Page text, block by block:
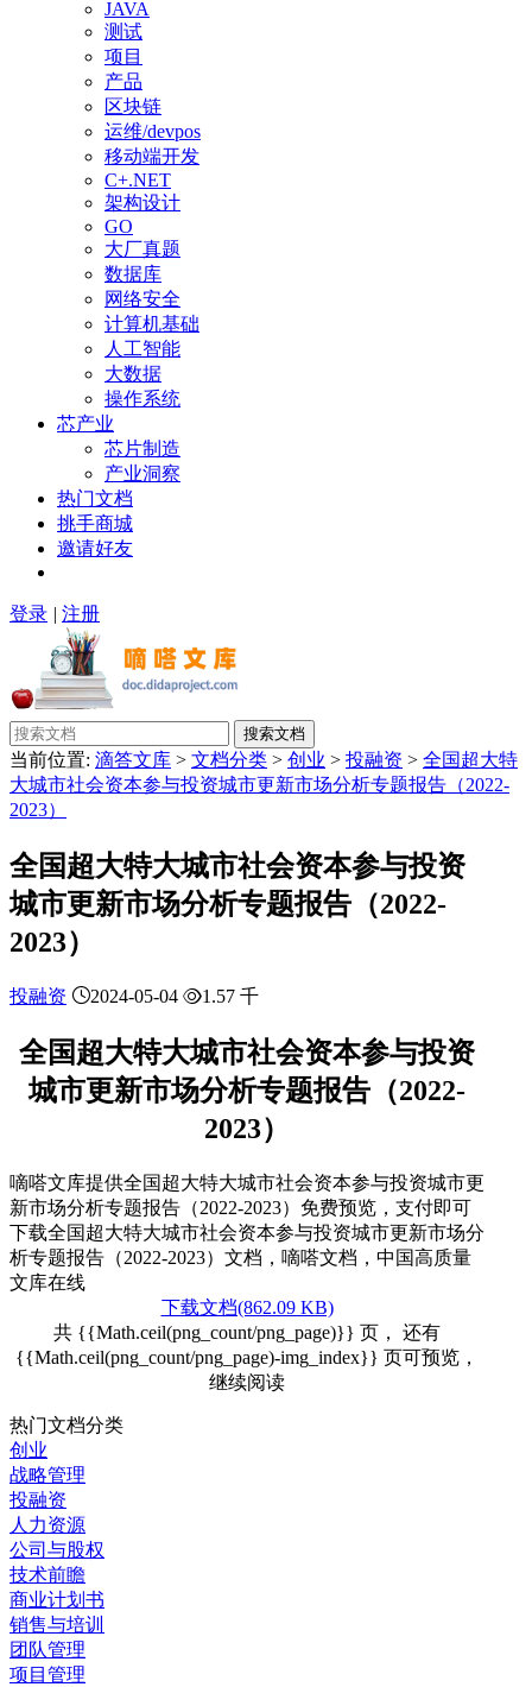
JAVA
测试
项目
产品
区块链
运维/devpos
移动端开发
C+.NET
架构设计
GO
大厂真题
数据库
网络安全
计算机基础
人工智能
大数据
操作系统
芯产业
芯片制造
产业洞察
热门文档
挑手商城
邀请好友
登录 | 注册
搜索文档
当前位置: 滴答文库 > 文档分类 > 创业 > 投融资 > 全国超大特
大城市社会资本参与投资城市更新市场分析专题报告（2022-
2023）
全国超大特大城市社会资本参与投资
城市更新市场分析专题报告（2022-
2023）
投融资 2024-05-04 1.57 千
全国超大特大城市社会资本参与投资
城市更新市场分析专题报告（2022-
2023）
嘀嗒文库提供全国超大特大城市社会资本参与投资城市更
新市场分析专题报告（2022-2023）免费预览，支付即可
下载全国超大特大城市社会资本参与投资城市更新市场分
析专题报告（2022-2023）文档，嘀嗒文档，中国高质量
文库在线
下载文档(862.09 KB)
共 {{Math.ceil(png_count/png_page)}} 页， 还有
{{Math.ceil(png_count/png_page)-img_index}} 页可预览，
继续阅读
热门文档分类
创业
战略管理
投融资
人力资源
公司与股权
技术前瞻
商业计划书
销售与培训
团队管理
项目管理